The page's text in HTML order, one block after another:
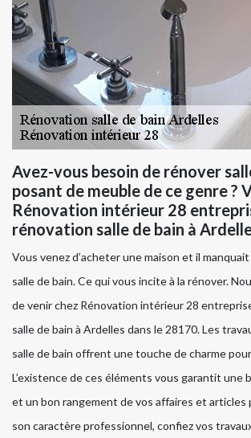
Avez-vous besoin de rénover
posant de meuble de ce genre ?
Rénovation intérieur 28
rénovation salle de bain à
Vous venez d’acheter une maison et il
salle de bain. Ce qui vous incite à la rénover.
de venir chez Rénovation intérieur 28
salle de bain à Ardelles dans le 28170. Les
salle de bain offrent une touche de charme
L’existence de ces éléments vous garantit une
et un bon rangement de vos affaires et articles
son caractère professionnel, confiez vos